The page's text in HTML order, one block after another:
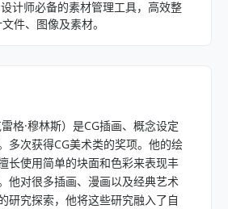
计师必备的素材管理工具，高效整
件、图像及素材。
格·穆林斯）是CG插画、概念设定
多次获得CG美术类的奖项。他的绘
长使用简单的块面和色彩来表现丰
他对很多插画、漫画以及经典艺术
研究探索，他将这些研究融入了自